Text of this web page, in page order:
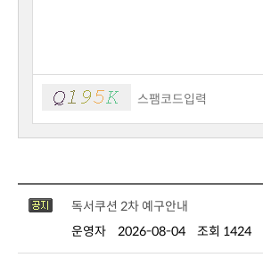
독서쿠션 2차 예구안내
운영자
2026-08-04 조회 1424